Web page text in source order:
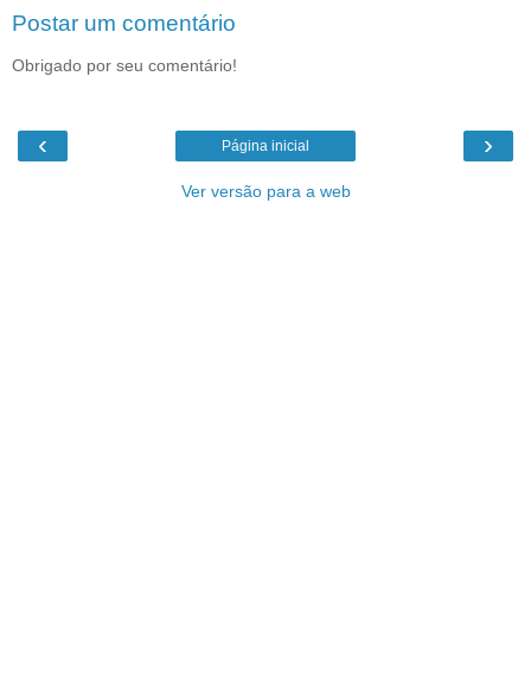
Postar um comentário
Obrigado por seu comentário!
‹ ›
Página inicial
Ver versão para a web